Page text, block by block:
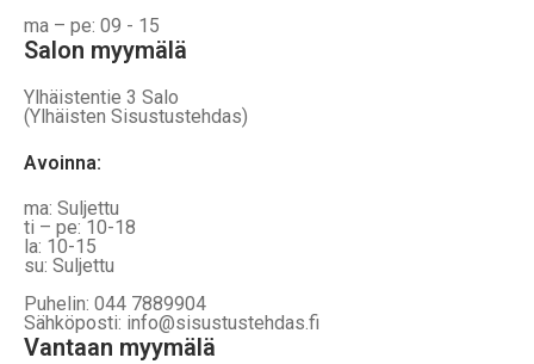
ma – pe: 09 - 15
Salon myymälä
Ylhäistentie 3 Salo
(Ylhäisten Sisustustehdas)
Avoinna:
ma: Suljettu
ti – pe: 10-18
la: 10-15
su: Suljettu
Puhelin: 044 7889904
Sähköposti: info@sisustustehdas.fi
Vantaan myymälä